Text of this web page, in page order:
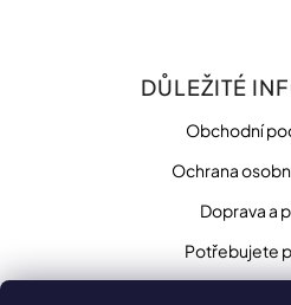
DŮLEŽITÉ
Obchodní
Ochrana
Doprava a
Potřebujete